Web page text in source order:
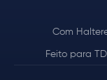
Com
Feito para